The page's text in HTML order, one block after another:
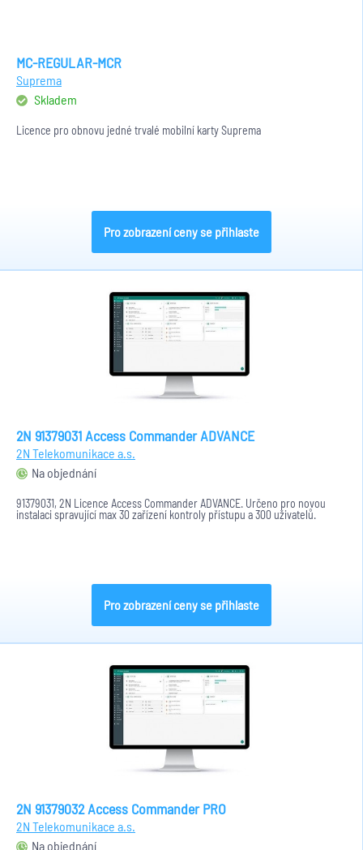
MC-REGULAR-MCR
Suprema
Skladem
Licence pro obnovu jedné trvalé mobilní karty Suprema
Pro zobrazení ceny se přihlaste
2N 91379031 Access Commander ADVANCE
2N Telekomunikace a.s.
Na objednání
91379031, 2N Licence Access Commander ADVANCE. Určeno pro novou
instalaci spravující max 30 zařízení kontroly přístupu a 300 uživatelů.
Pro zobrazení ceny se přihlaste
2N 91379032 Access Commander PRO
2N Telekomunikace a.s.
Na objednání